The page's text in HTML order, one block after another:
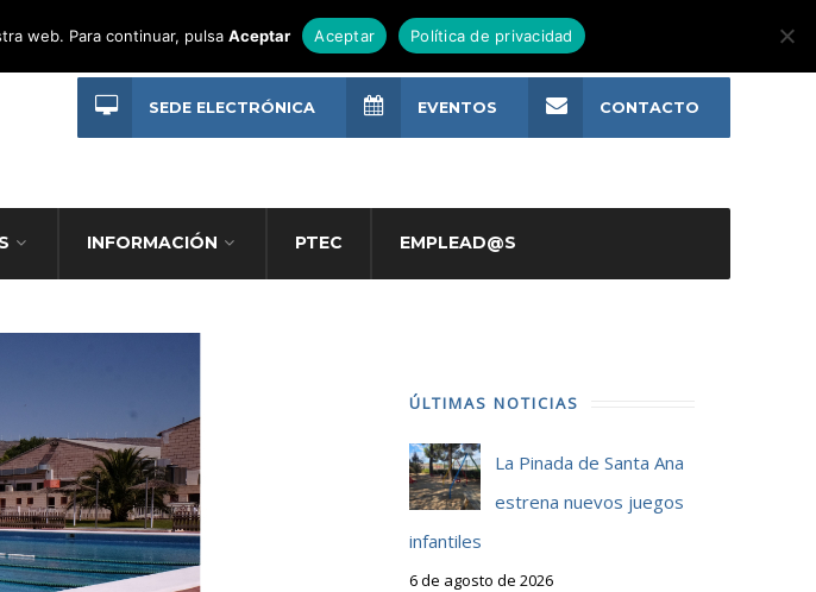
INFORMACIÓN PTEC EMPLEAD@S
SEDE ELECTRÓNICA EVENTOS CONTACTO
ÚLTIMAS NOTICIAS
La Pinada de Santa Ana
estrena nuevos juegos
infantiles
6 de agosto de 2026
web. Para continuar, pulsaAceptar Aceptar Política de privacidad